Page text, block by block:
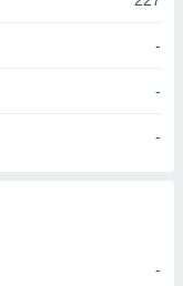
-
-
-
-